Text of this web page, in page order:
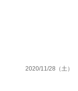
2020/11/28（土）